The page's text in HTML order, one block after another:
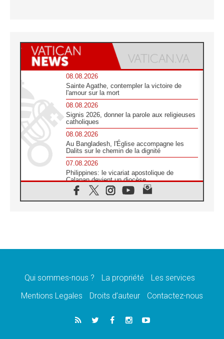
08.08.2026
Sainte Agathe, contempler la victoire de
l'amour sur la mort
08.08.2026
Signis 2026, donner la parole aux religieuses
catholiques
08.08.2026
Au Bangladesh, l'Église accompagne les
Dalits sur le chemin de la dignité
07.08.2026
Philippines: le vicariat apostolique de
Calapan devient un diocèse
07.08.2026
Congo-Brazzaville : le 15 août, entre
une signature»
Le programme du voyage apostolique du
07.08.2026
1ère Conférence continentale sur l'éducation
Qui sommes-nous ? La propriété
Les services
Mentions Legales
Droits d’auteur Contactez-nous